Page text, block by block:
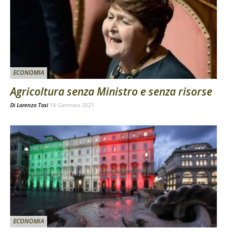
ECONOMIA
Agricoltura senza Ministro e senza risorse
Di Lorenzo Tosi 14 Gennaio 2021
ECONOMIA